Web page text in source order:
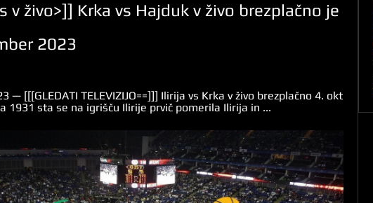
v živo>]] Krka vs Hajduk v živo brezplačno je
2023
— [[[GLEDATI TELEVIZIJO==]]] Ilirija vs Krka v živo brezplačno 4. okt
1931 sta se na igrišču Ilirije prvič pomerila Ilirija in ...